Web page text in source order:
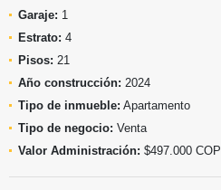
Garaje: 1
Estrato: 4
Pisos: 21
Año construcción: 2024
Tipo de inmueble: Apartamento
Tipo de negocio: Venta
Valor Administración: $497.000 COP